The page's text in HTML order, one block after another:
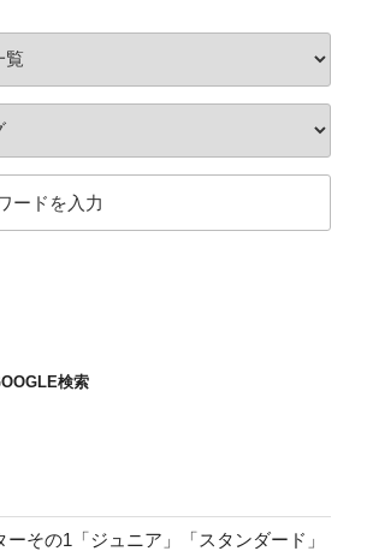
検索
その1「ジュニア」「スタンダード」